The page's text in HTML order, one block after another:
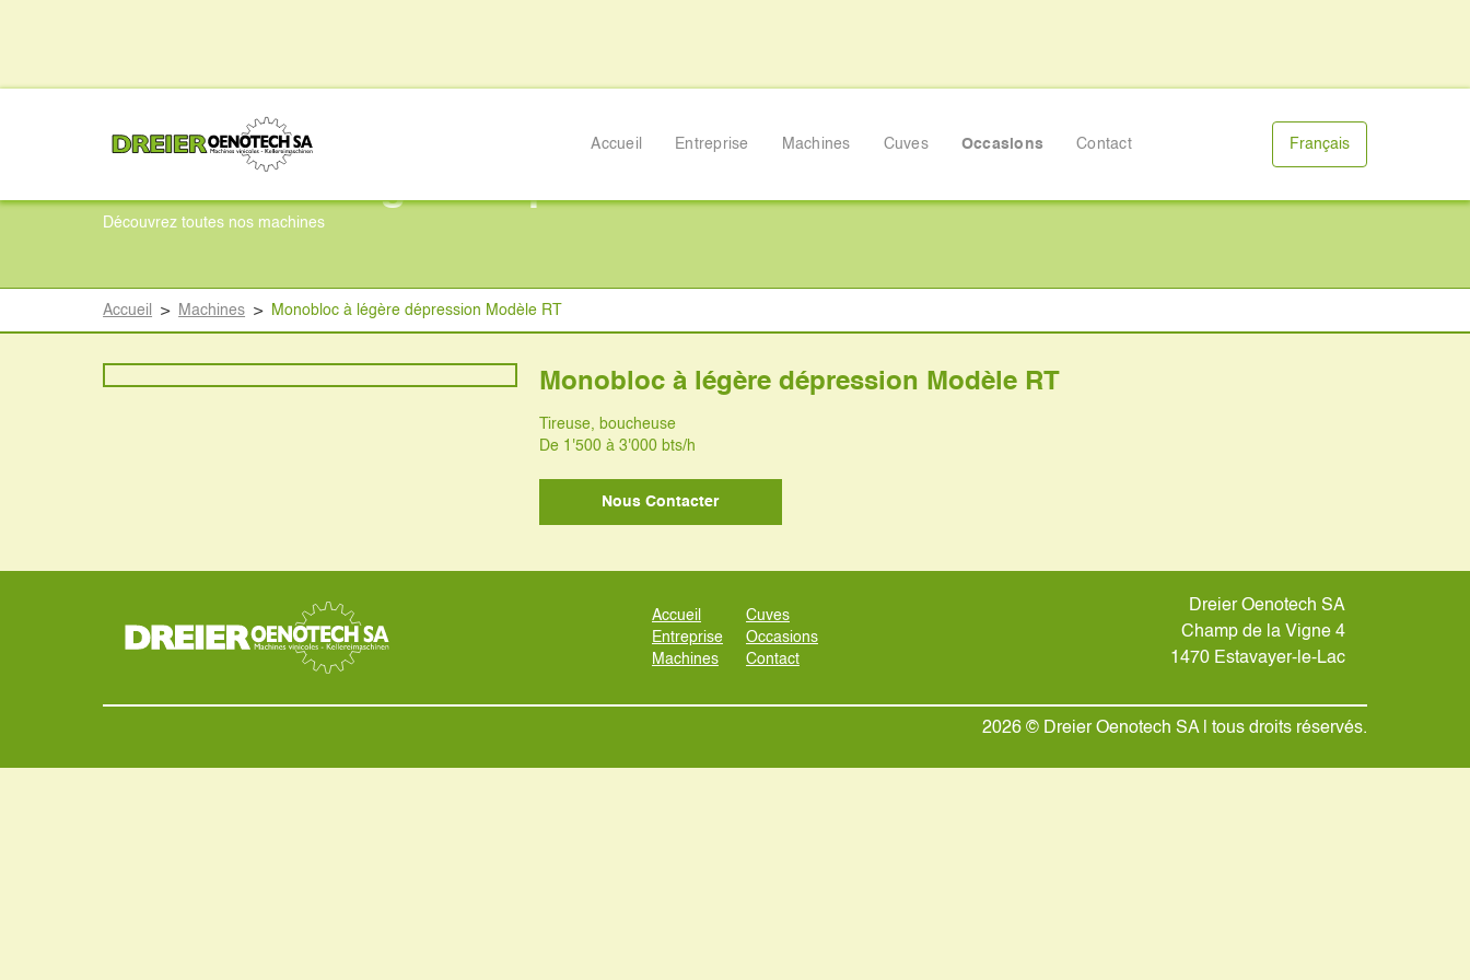
Accueil Entreprise Machines Cuves Occasions Contact Français
Découvrez toutes nos machines
Accueil > Machines > Monobloc à légère dépression Modèle RT
Monobloc à légère dépression Modèle RT
Tireuse, boucheuse
De 1'500 à 3'000 bts/h
Nous Contacter
Accueil
Entreprise
Machines
Cuves
Occasions
Contact
Dreier Oenotech SA
Champ de la Vigne 4
1470 Estavayer-le-Lac
2026 © Dreier Oenotech SA | tous droits réservés.